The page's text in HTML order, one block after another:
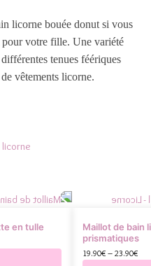
licorne bouée donut si vous
votre fille. Une variété
tenues féériques
vêtements licorne.
en tulle
Maillot de bain
prismatiques
19.90€ – 23.90€